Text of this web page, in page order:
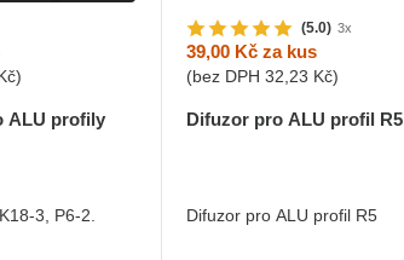
)
ALU profily
3, P6-2.
(5.0) 3x
39,00 Kč za kus
(bez DPH32,23 Kč)
Difuzor pro ALU profil R5
Difuzor pro ALU profil R5